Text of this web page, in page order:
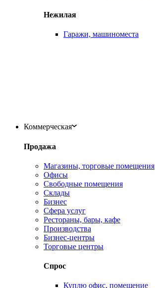
Нежилая
Гаражи, машиноместа
Коммерческая
Продажа
Магазины, торговые помещения
Офисы
Свободные помещения
Склады
Бизнес
Сфера услуг
Рестораны, бары, кафе
Производства
Бизнес-центры
Торговые центры
Спрос
Куплю офис, помещение